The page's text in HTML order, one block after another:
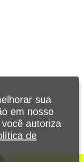
sua
em nosso
autoriza
de